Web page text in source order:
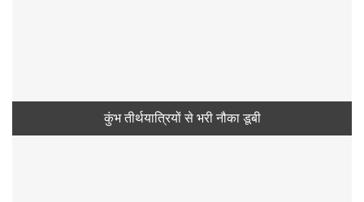
कुंभ तीर्थयात्रियों से भरी नौका डूबी